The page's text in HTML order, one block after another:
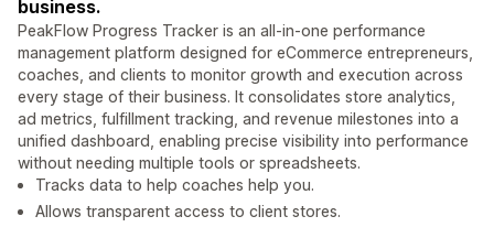
business.
PeakFlow Progress Tracker is an all-in-one performance
management platform designed for eCommerce entrepreneurs,
coaches, and clients to monitor growth and execution across
every stage of their business. It consolidates store analytics,
ad metrics, fulfillment tracking, and revenue milestones into a
unified dashboard, enabling precise visibility into performance
without needing multiple tools or spreadsheets.
Tracks data to help coaches help you.
Allows transparent access to client stores.